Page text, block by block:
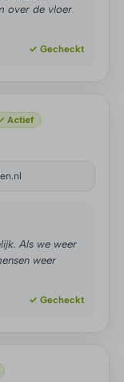
over de vloer
✓ Gecheckt
Actief
Als we weer
weer
✓ Gecheckt